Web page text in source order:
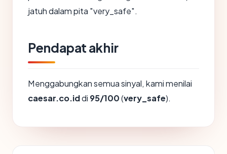
jatuh dalam pita "very_safe".
Pendapat akhir
Menggabungkan semua sinyal, kami menilai
caesar.co.iddi 95/100(very_safe).